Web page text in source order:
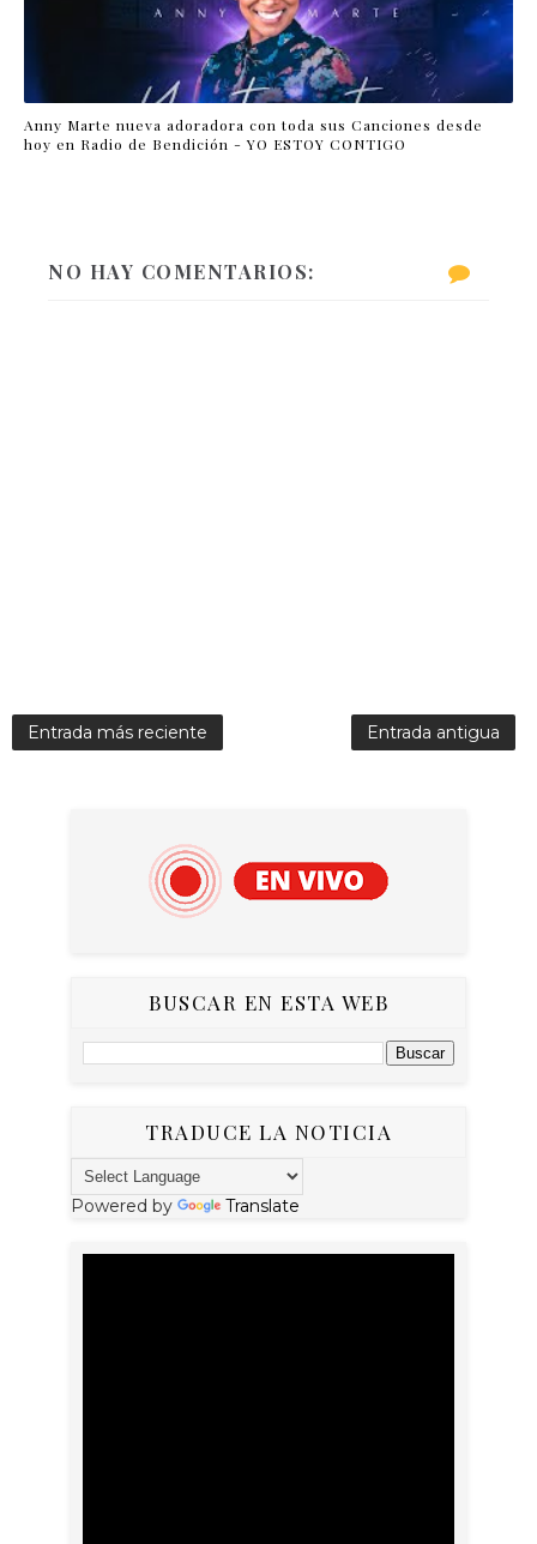
Anny Marte nueva adoradora con toda sus Canciones desde
hoy en Radio de Bendición - YO ESTOY CONTIGO
NO HAY COMENTARIOS:
Entrada más reciente Entrada antigua
BUSCAR EN ESTA WEB
TRADUCE LA NOTICIA
Powered by Translate